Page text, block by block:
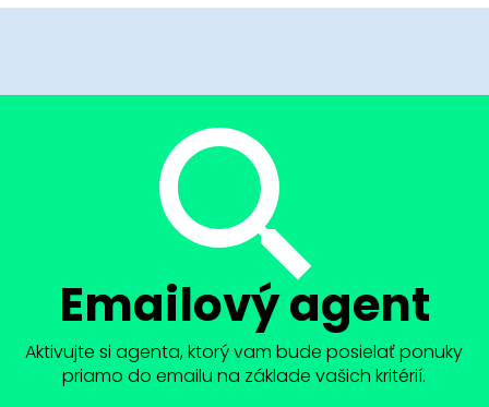
Emailový agent
Aktivujte si agenta, ktorý vam bude posielať ponuky
priamo do emailu na základe vašich kritérií.